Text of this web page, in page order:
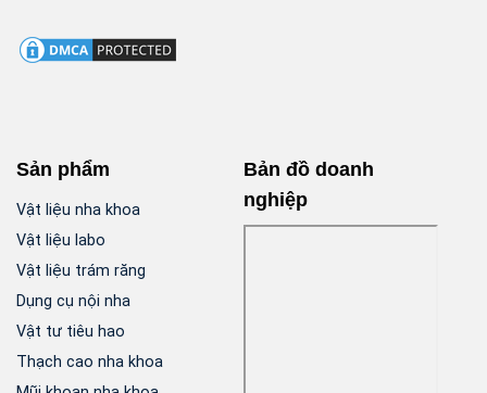
Sản phẩm
Vật liệu nha khoa
Vật liệu labo
Vật liệu trám răng
Dụng cụ nội nha
Vật tư tiêu hao
Thạch cao nha khoa
Bản đồ doanh
nghiệp